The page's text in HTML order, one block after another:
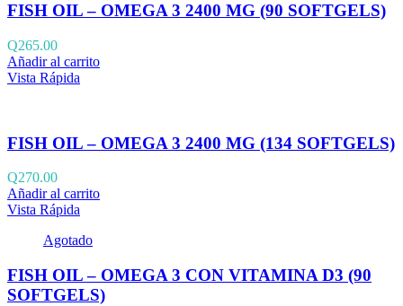
FISH OIL – OMEGA 3 2400 MG (90 SOFTGELS)
Q265.00
Añadir al carrito
Vista Rápida
FISH OIL – OMEGA 3 2400 MG (134 SOFTGELS)
Q270.00
Añadir al carrito
Vista Rápida
Agotado
FISH OIL – OMEGA 3 CON VITAMINA D3 (90
SOFTGELS)